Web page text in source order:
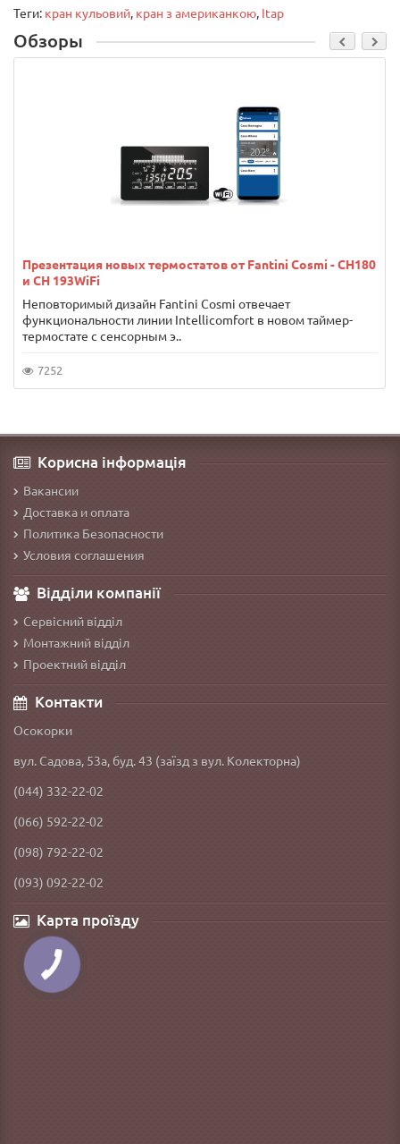
Теги: кран кульовий, кран з американкою, Itap
Обзоры
Презентация новых термостатов от Fantini Cosmi - CH180
и CH 193WiFi
Неповторимый дизайн Fantini Cosmi отвечает
функциональности линии Intellicomfort в новом таймер-
термостате с сенсорным э..
7252
Корисна інформація
Вакансии
Доставка и оплата
Политика Безопасности
Условия соглашения
Відділи компанії
Сервісний відділ
Монтажний відділ
Проектний відділ
Контакти
Осокорки
вул. Садова, 53а, буд. 43 (заїзд з вул. Колекторна)
(044) 332-22-02
(066) 592-22-02
(098) 792-22-02
(093) 092-22-02
Карта проїзду